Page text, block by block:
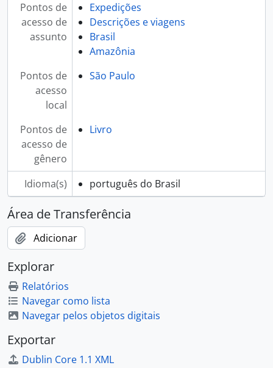
Pontos de
acesso de
assunto
Expedições
Descrições e viagens
Brasil
Amazônia
Pontos de
acesso
local
São Paulo
Pontos de
acesso de
gênero
Livro
Idioma(s) português do Brasil
Área de Transferência
Adicionar
Explorar
Relatórios
Navegar como lista
Navegar pelos objetos digitais
Exportar
Dublin Core 1.1 XML